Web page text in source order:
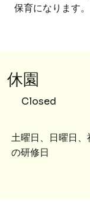
保育になります。
​休園
Closed
土曜日、日曜日
の研修日